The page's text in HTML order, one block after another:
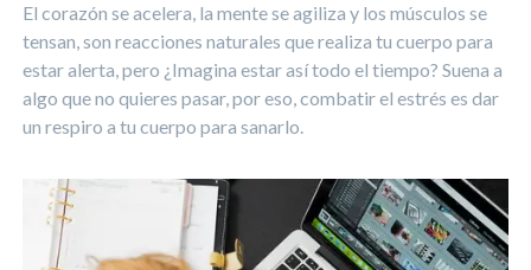
El corazón se acelera, la mente se agiliza y los músculos se
tensan, son reacciones naturales que realiza tu cuerpo para
estar alerta, pero ¿Imagina estar así todo el tiempo? Suena a
algo que no quieres pasar, por eso, combatir el estrés es dar
un respiro a tu cuerpo para sanarlo.